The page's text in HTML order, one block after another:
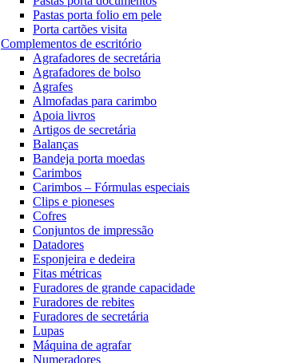
Pastas porta folio em pele
Porta cartões visita
Complementos de escritório
Agrafadores de secretária
Agrafadores de bolso
Agrafes
Almofadas para carimbo
Apoia livros
Artigos de secretária
Balanças
Bandeja porta moedas
Carimbos
Carimbos – Fórmulas especiais
Clips e pioneses
Cofres
Conjuntos de impressão
Datadores
Esponjeira e dedeira
Fitas métricas
Furadores de grande capacidade
Furadores de rebites
Furadores de secretária
Lupas
Máquina de agrafar
Numeradores